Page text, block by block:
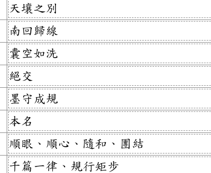
天壤之別
南回歸線
囊空如洗
絕交
墨守成規
本名
順眼、順心、隨和、團結
千篇一律、規行矩步